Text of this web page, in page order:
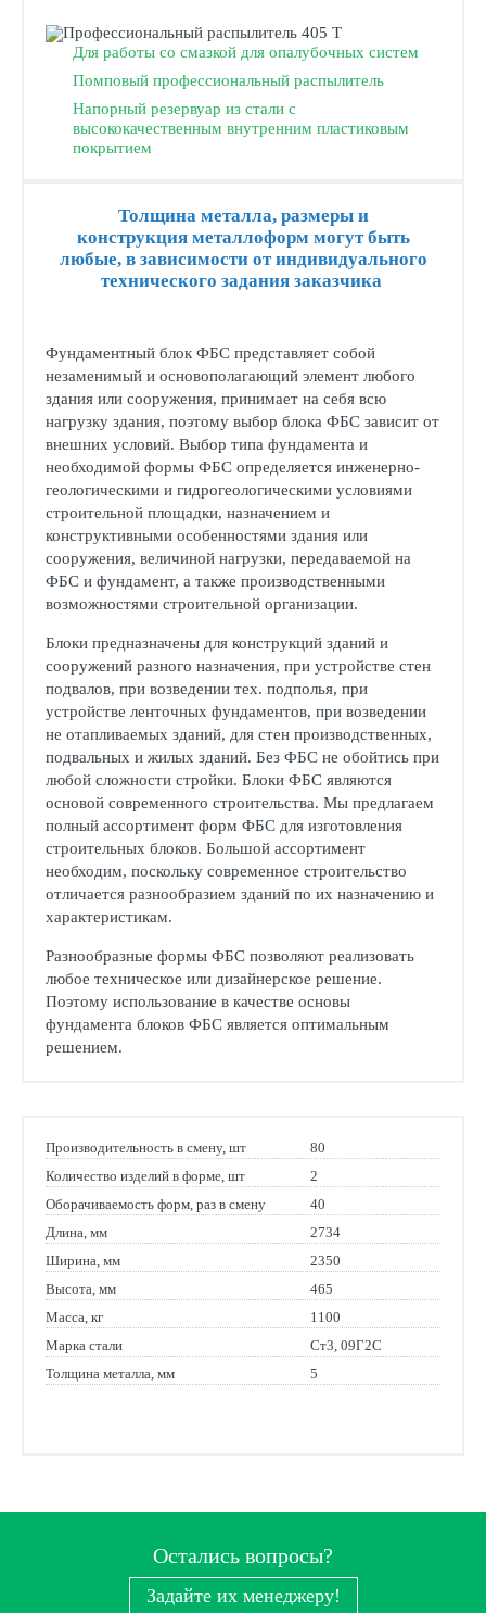
Для работы со смазкой для опалубочных систем
Помповый профессиональный распылитель
Напорный резервуар из стали с
высококачественным внутренним пластиковым
покрытием
Толщина металла, размеры и
конструкция металлоформ могут быть
любые, в зависимости от индивидуального
технического задания заказчика
Фундаментный блок ФБС представляет собой
незаменимый и основополагающий элемент любого
здания или сооружения, принимает на себя всю
нагрузку здания, поэтому выбор блока ФБС зависит от
внешних условий. Выбор типа фундамента и
необходимой формы ФБС определяется инженерно-
геологическими и гидрогеологическими условиями
строительной площадки, назначением и
конструктивными особенностями здания или
сооружения, величиной нагрузки, передаваемой на
ФБС и фундамент, а также производственными
возможностями строительной организации.
Блоки предназначены для конструкций зданий и
сооружений разного назначения, при устройстве стен
подвалов, при возведении тех. подполья, при
устройстве ленточных фундаментов, при возведении
не отапливаемых зданий, для стен производственных,
подвальных и жилых зданий. Без ФБС не обойтись при
любой сложности стройки. Блоки ФБС являются
основой современного строительства. Мы предлагаем
полный ассортимент форм ФБС для изготовления
строительных блоков. Большой ассортимент
необходим, поскольку современное строительство
отличается разнообразием зданий по их назначению и
характеристикам.
Разнообразные формы ФБС позволяют реализовать
любое техническое или дизайнерское решение.
Поэтому использование в качестве основы
фундамента блоков ФБС является оптимальным
решением.
Производительность в смену, шт
80
Количество изделий в форме, шт
2
Оборачиваемость форм, раз в смену
40
Длина, мм
2734
Ширина, мм
2350
Высота, мм
465
Масса, кг
1100
Марка стали
Ст3, 09Г2С
Толщина металла, мм
5
Остались вопросы?
Задайте их менеджеру!